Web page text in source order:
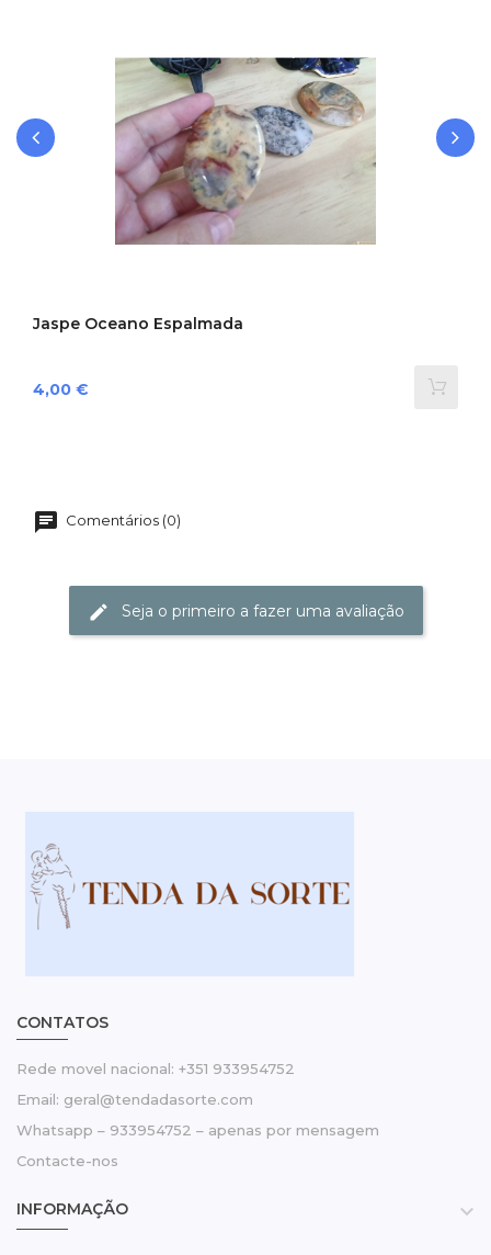
Jaspe Oceano Espalmada
Preço
4,00 €
Comentários (0)
Seja o primeiro a fazer uma avaliação
CONTATOS
Rede movel nacional: +351 933954752
Email: geral@tendadasorte.com
Whatsapp – 933954752 – apenas por mensagem
Contacte-nos
INFORMAÇÃO 